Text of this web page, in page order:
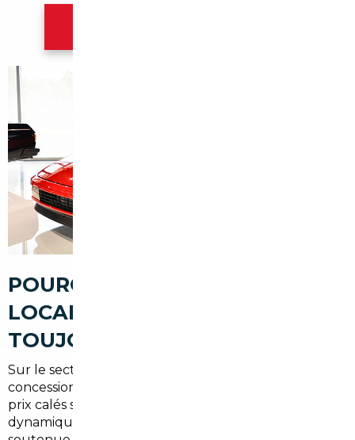
POURQUOI LE MARCHÉ AUTO
LOCAL NE JOUE PAS
TOUJOURS EN VOTRE FAVEUR
Sur le secteur d'Eysines et de son bassin de vie, les
concessions et plateformes de vente affichent des
prix calés sur le marché bordelais — l'un des plus
dynamiques du Sud-Ouest. Résultat : la demande